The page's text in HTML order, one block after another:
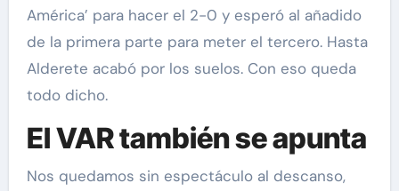
América’ para hacer el 2-0 y esperó al añadido
de la primera parte para meter el tercero. Hasta
Alderete acabó por los suelos. Con eso queda
todo dicho.
El VAR también se apunta
Nos quedamos sin espectáculo al descanso,